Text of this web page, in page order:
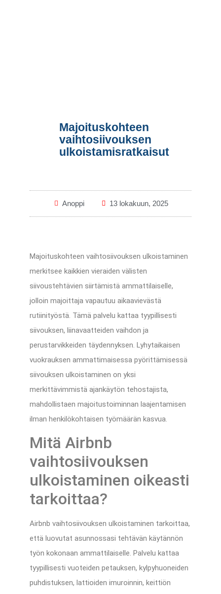
Majoituskohteen
vaihtosiivouksen
ulkoistamisratkaisut
Anoppi 13 lokakuun, 2025
Majoituskohteen vaihtosiivouksen ulkoistaminen
merkitsee kaikkien vieraiden välisten
siivoustehtävien siirtämistä ammattilaiselle,
jolloin majoittaja vapautuu aikaavievästä
rutiinityöstä. Tämä palvelu kattaa tyypillisesti
siivouksen, liinavaatteiden vaihdon ja
perustarvikkeiden täydennyksen. Lyhytaikaisen
vuokrauksen ammattimaisessa pyörittämisessä
siivouksen ulkoistaminen on yksi
merkittävimmistä ajankäytön tehostajista,
mahdollistaen majoitustoiminnan laajentamisen
ilman henkilökohtaisen työmäärän kasvua.
Mitä Airbnb
vaihtosiivouksen
ulkoistaminen oikeasti
tarkoittaa?
Airbnb vaihtosiivouksen ulkoistaminen tarkoittaa,
että luovutat asunnossasi tehtävän käytännön
työn kokonaan ammattilaiselle. Palvelu kattaa
tyypillisesti vuoteiden petauksen, kylpyhuoneiden
puhdistuksen, lattioiden imuroinnin, keittiön